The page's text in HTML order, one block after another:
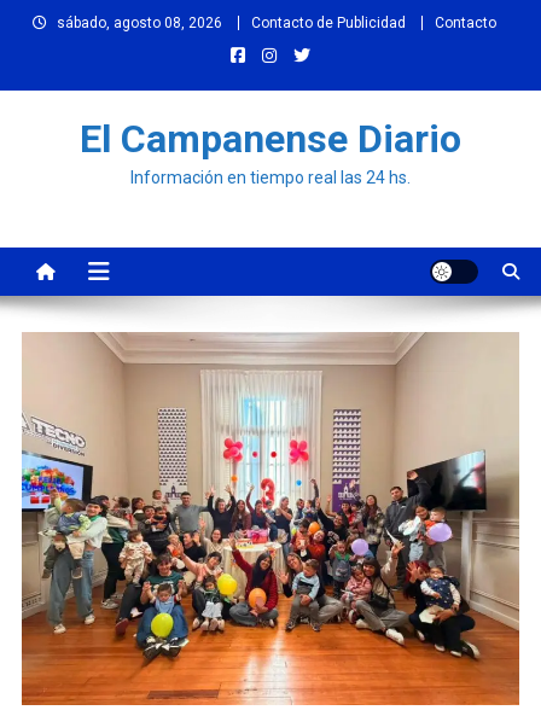
sábado, agosto 08, 2026 Contacto de Publicidad Contacto
El Campanense Diario
Información en tiempo real las 24 hs.